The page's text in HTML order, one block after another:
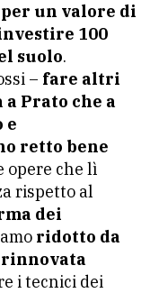
un valore di
100
suolo.
– fare altri
Prato che a
e
retto bene
opere che lì
rispetto al
dei
ridotto da
rinnovata
i tecnici dei